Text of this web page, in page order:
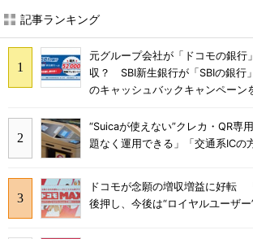
記事ランキング
元グループ会社が「ドコモの銀行
収？ SBI新生銀行が「SBIの銀行
のキャッシュバックキャンペーン
“Suicaが使えない”クレカ・QR
題なく運用できる」「交通系ICの
ドコモが念願の増収増益に好転
後押し、今後は“ロイヤルユーザー